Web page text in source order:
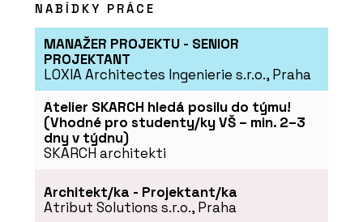
Stůl SETUP FREESTYLE DESK & BOARD
- PROFIL NÁBYTEK
PRODUKTY
NABÍDKY PRÁCE
MANAŽER PROJEKTU - SENIOR
PROJEKTANT
LOXIA Architectes Ingenierie s.r.o., Praha
Atelier SKARCH hledá posilu do týmu!
(Vhodné pro studenty/ky VŠ – min. 2–3
dny v týdnu)
SKARCH architekti
Architekt/ka - Projektant/ka
Atribut Solutions s.r.o., Praha